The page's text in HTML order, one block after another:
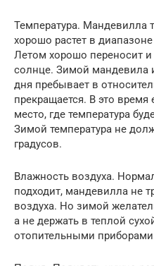
Температура. Мандевилла
хорошо растет в диапазоне
Летом хорошо переносит и
солнце. Зимой мандевила
дня пребывает в
прекращается. В это
место, где температура
Зимой температура не
градусов.
Влажность воздуха.
подходит, мандевилла не
воздуха. Но зимой
а не держать в теплой
отопительными